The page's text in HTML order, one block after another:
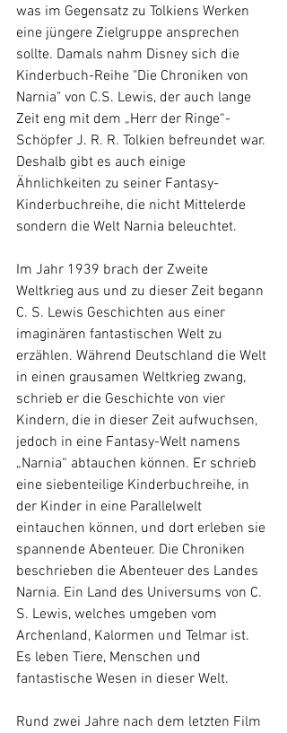
was im Gegensatz zu Tolkiens Werken
eine jüngere Zielgruppe ansprechen
sollte. Damals nahm Disney sich die
Kinderbuch-Reihe "Die Chroniken von
Narnia" von C.S. Lewis, der auch lange
Zeit eng mit dem „Herr der Ringe“-
Schöpfer J. R. R. Tolkien befreundet war.
Deshalb gibt es auch einige
Ähnlichkeiten zu seiner Fantasy-
Kinderbuchreihe, die nicht Mittelerde
sondern die Welt Narnia beleuchtet.
Im Jahr 1939 brach der Zweite
Weltkrieg aus und zu dieser Zeit begann
C. S. Lewis Geschichten aus einer
imaginären fantastischen Welt zu
erzählen. Während Deutschland die Welt
in einen grausamen Weltkrieg zwang,
schrieb er die Geschichte von vier
Kindern, die in dieser Zeit aufwuchsen,
jedoch in eine Fantasy-Welt namens
„Narnia“ abtauchen können. Er schrieb
eine siebenteilige Kinderbuchreihe, in
der Kinder in eine Parallelwelt
eintauchen können, und dort erleben sie
spannende Abenteuer. Die Chroniken
beschrieben die Abenteuer des Landes
Narnia. Ein Land des Universums von C.
S. Lewis, welches umgeben vom
Archenland, Kalormen und Telmar ist.
Es leben Tiere, Menschen und
fantastische Wesen in dieser Welt.
Rund zwei Jahre nach dem letzten Film